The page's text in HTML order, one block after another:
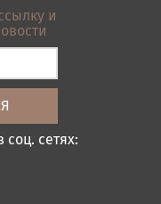
и
сетях: